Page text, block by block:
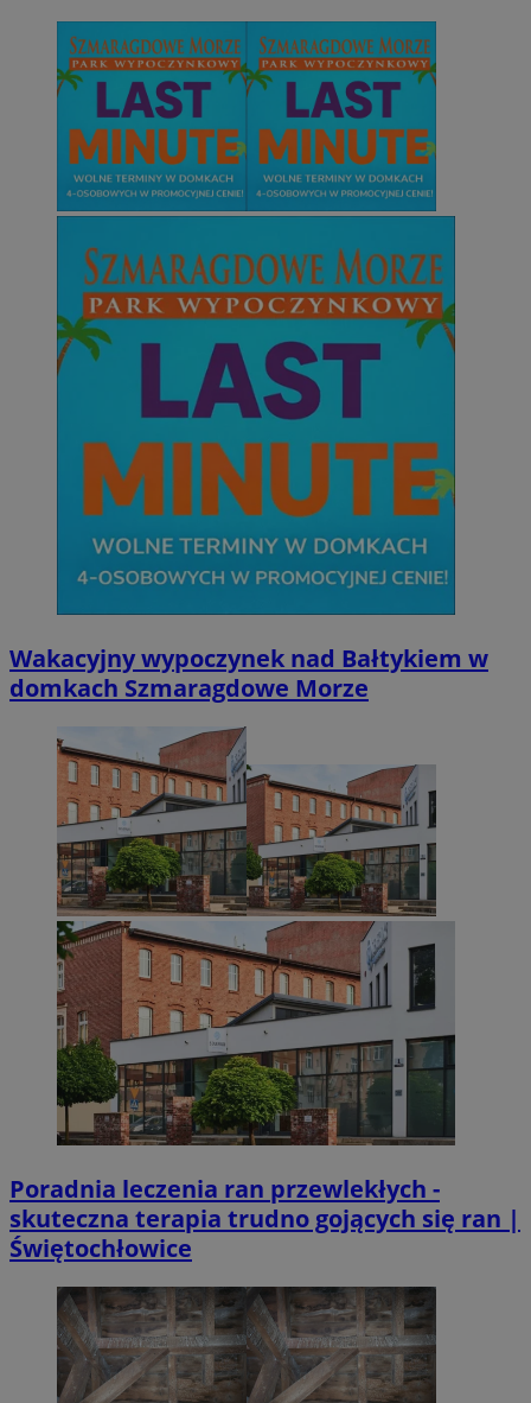
Wakacyjny wypoczynek nad Bałtykiem w
domkach Szmaragdowe Morze
Poradnia leczenia ran przewlekłych -
skuteczna terapia trudno gojących się ran |
Świętochłowice